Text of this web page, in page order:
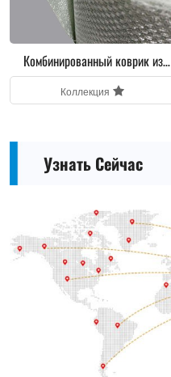
Комбинированный ровинговый
мат из стекловолокна
Коллекция
Узнать Сейчас